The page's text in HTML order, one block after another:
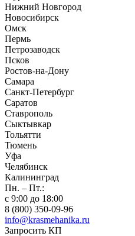
Нижний Новгород
Новосибирск
Омск
Пермь
Петрозаводск
Псков
Ростов-на-Дону
Самара
Санкт-Петербург
Саратов
Ставрополь
Сыктывкар
Тольятти
Тюмень
Уфа
Челябинск
Калининград
Пн. – Пт.:
с 9:00 до 18:00
8 (800) 350-09-96
info@krasmehanika.ru
Запросить КП